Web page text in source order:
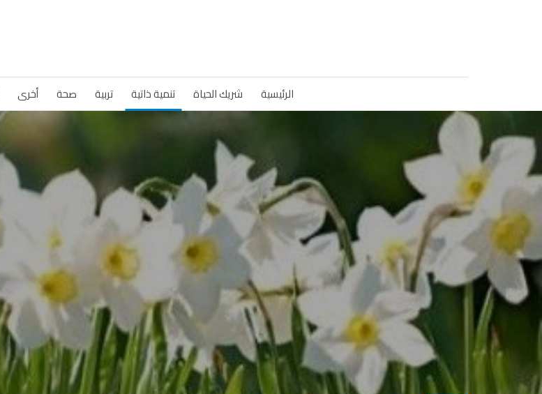
الرئيسية شريك الحياة تنمية ذاتية تربية صحة أخرى